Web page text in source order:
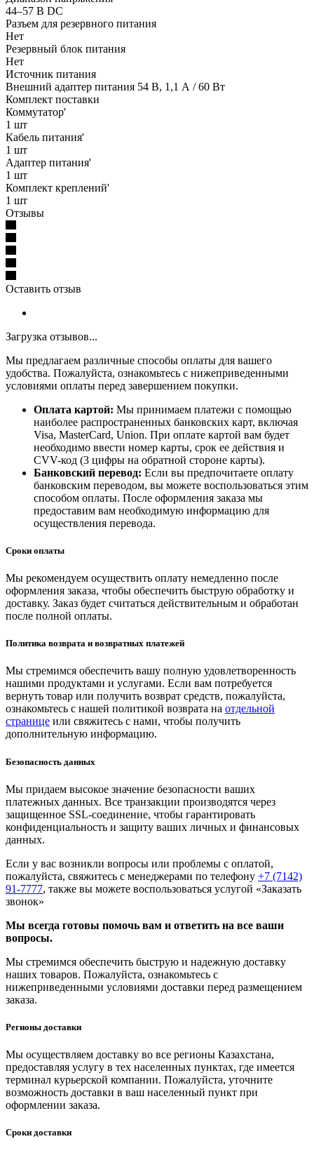
44–57 В DC
Разъем для резервного питания
Нет
Резервный блок питания
Нет
Источник питания
Внешний адаптер питания 54 В, 1,1 А / 60 Вт
Комплект поставки
Коммутатор'
1 шт
Кабель питания'
1 шт
Адаптер питания'
1 шт
Комплект креплений'
1 шт
Отзывы
Оставить отзыв
Загрузка отзывов...
Мы предлагаем различные способы оплаты для вашего
удобства. Пожалуйста, ознакомьтесь с нижеприведенными
условиями оплаты перед завершением покупки.
Оплата картой: Мы принимаем платежи с помощью
наиболее распространенных банковских карт, включая
Visa, MasterCard, Union. При оплате картой вам будет
необходимо ввести номер карты, срок ее действия и
CVV-код (3 цифры на обратной стороне карты).
Банковский перевод: Если вы предпочитаете оплату
банковским переводом, вы можете воспользоваться этим
способом оплаты. После оформления заказа мы
предоставим вам необходимую информацию для
осуществления перевода.
Сроки оплаты
Мы рекомендуем осуществить оплату немедленно после
оформления заказа, чтобы обеспечить быструю обработку и
доставку. Заказ будет считаться действительным и обработан
после полной оплаты.
Политика возврата и возвратных платежей
Мы стремимся обеспечить вашу полную удовлетворенность
нашими продуктами и услугами. Если вам потребуется
вернуть товар или получить возврат средств, пожалуйста,
ознакомьтесь с нашей политикой возврата на отдельной
странице или свяжитесь с нами, чтобы получить
дополнительную информацию.
Безопасность данных
Мы придаем высокое значение безопасности ваших
платежных данных. Все транзакции производятся через
защищенное SSL-соединение, чтобы гарантировать
конфиденциальность и защиту ваших личных и финансовых
данных.
Если у вас возникли вопросы или проблемы с оплатой,
пожалуйста, свяжитесь с менеджерами по телефону +7 (7142)
91-7777, также вы можете воспользоваться услугой «Заказать
звонок»
Мы всегда готовы помочь вам и ответить на все ваши
вопросы.
Мы стремимся обеспечить быструю и надежную доставку
наших товаров. Пожалуйста, ознакомьтесь с
нижеприведенными условиями доставки перед размещением
заказа.
Регионы доставки
Мы осуществляем доставку во все регионы Казахстана,
предоставляя услугу в тех населенных пунктах, где имеется
терминал курьерской компании. Пожалуйста, уточните
возможность доставки в ваш населенный пункт при
оформлении заказа.
Сроки доставки